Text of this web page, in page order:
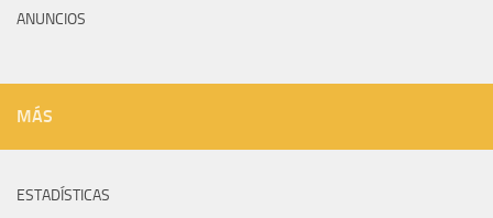
ANUNCIOS
MÁS
ESTADÍSTICAS